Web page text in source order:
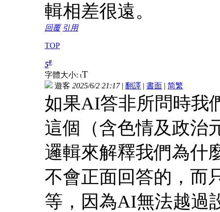
輯相差很遠。
回覆 引用
TOP
5#
字體大小: tT
遊客 2025/6/2 21:17| 翻譯 | 書面 | 简繁
如果AI答非所問時我
這個（含色情及政治
邏輯來解釋我們為什
不會正面回答的，而
等，因為AI無法越過